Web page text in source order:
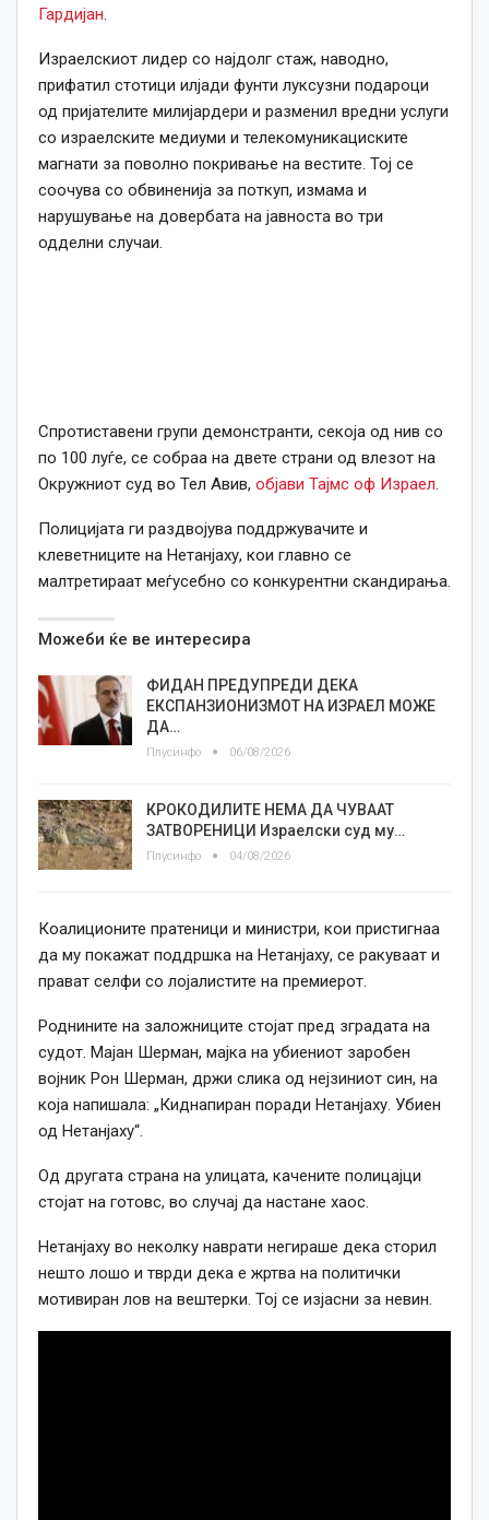
Гардијан.
Израелскиот лидер со најдолг стаж, наводно,
прифатил стотици илјади фунти луксузни подароци
од пријателите милијардери и разменил вредни услуги
со израелските медиуми и телекомуникациските
магнати за поволно покривање на вестите. Тој се
соочува со обвиненија за поткуп, измама и
нарушување на довербата на јавноста во три
одделни случаи.
Спротиставени групи демонстранти, секоја од нив со
по 100 луѓе, се собраа на двете страни од влезот на
Окружниот суд во Тел Авив, објави Тајмс оф Израел.
Полицијата ги раздвојува поддржувачите и
клеветниците на Нетанјаху, кои главно се
малтретираат меѓусебно со конкурентни скандирања.
Можеби ќе ве интересира
ФИДАН ПРЕДУПРЕДИ ДЕКА
ЕКСПАНЗИОНИЗМОТ НА ИЗРАЕЛ МОЖЕ
ДА…
Плусинфо 06/08/2026
КРОКОДИЛИТЕ НЕМА ДА ЧУВААТ
ЗАТВОРЕНИЦИ Израелски суд му…
Плусинфо 04/08/2026
Коалиционите пратеници и министри, кои пристигнаа
да му покажат поддршка на Нетанјаху, се ракуваат и
прават селфи со лојалистите на премиерот.
Роднините на заложниците стојат пред зградата на
судот. Мајан Шерман, мајка на убиениот заробен
војник Рон Шерман, држи слика од нејзиниот син, на
која напишала: „Киднапиран поради Нетанјаху. Убиен
од Нетанјаху“.
Од другата страна на улицата, качените полицајци
стојат на готовс, во случај да настане хаос.
Нетанјаху во неколку наврати негираше дека сторил
нешто лошо и тврди дека е жртва на политички
мотивиран лов на вештерки. Тој се изјасни за невин.